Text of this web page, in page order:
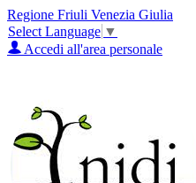
Regione Friuli Venezia Giulia
Select Language ▼
Accedi all'area personale